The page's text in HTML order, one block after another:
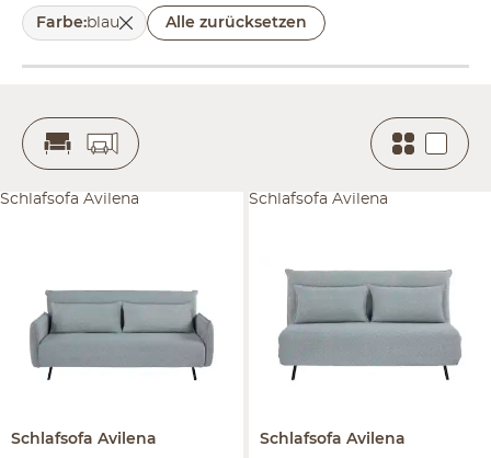
Farbe:blau Alle zurücksetzen
Schlafsofa Avilena
Schlafsofa Avilena
Schlafsofa Avilena
Schlafsofa Avilena